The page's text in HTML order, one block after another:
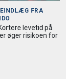
FRA
levetid på
øger risikoen for